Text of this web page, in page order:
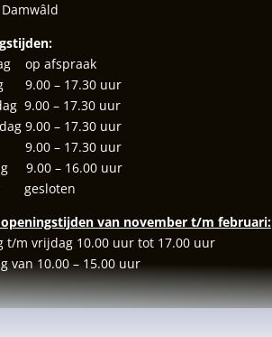
Damwâld
op afspraak
9.00 – 17.30 uur
9.00 – 17.30 uur
9.00 – 17.30 uur
9.00 – 17.30 uur
9.00 – 16.00 uur
gesloten
van november t/m februari:
t/m vrijdag 10.00 uur tot 17.00 uur
van 10.00 – 15.00 uur